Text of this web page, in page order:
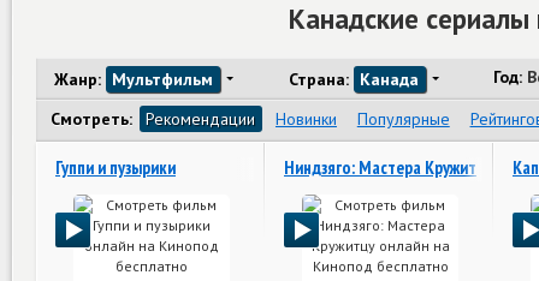
Канадские
Жанр: Мультфильм Страна: Канада Год:
Смотреть:
Рекомендации Новинки Популярные
Гуппи и пузырики Ниндзяго: Мастера Кружитцу